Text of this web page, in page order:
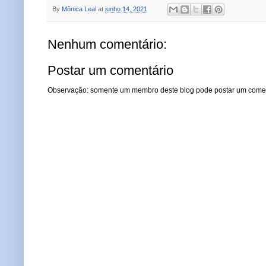
By Mônica Leal at junho 14, 2021
Nenhum comentário:
Postar um comentário
Observação: somente um membro deste blog pode postar um